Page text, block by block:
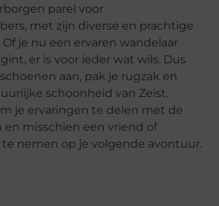
parel voor
met zijn diverse en prachtige
je nu een ervaren wandelaar
er is voor ieder wat wils. Dus
aan, pak je rugzak en
schoonheid van Zeist.
je ervaringen te delen met de
en misschien een vriend of
nemen op je volgende avontuur.